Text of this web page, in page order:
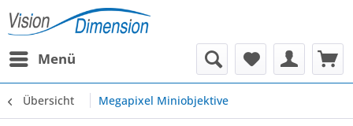
Menü
Übersicht Megapixel Miniobjektive